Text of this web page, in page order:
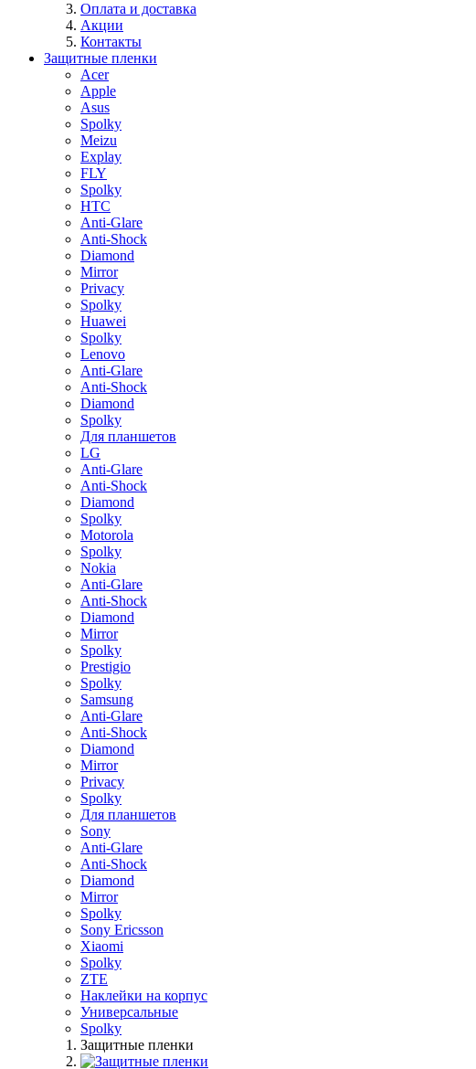
Оплата и доставка
Акции
Контакты
Защитные пленки
Acer
Apple
Asus
Spolky
Meizu
Explay
FLY
Spolky
HTC
Anti-Glare
Anti-Shock
Diamond
Mirror
Privacy
Spolky
Huawei
Spolky
Lenovo
Anti-Glare
Anti-Shock
Diamond
Spolky
Для планшетов
LG
Anti-Glare
Anti-Shock
Diamond
Spolky
Motorola
Spolky
Nokia
Anti-Glare
Anti-Shock
Diamond
Mirror
Spolky
Prestigio
Spolky
Samsung
Anti-Glare
Anti-Shock
Diamond
Mirror
Privacy
Spolky
Для планшетов
Sony
Anti-Glare
Anti-Shock
Diamond
Mirror
Spolky
Sony Ericsson
Xiaomi
Spolky
ZTE
Наклейки на корпус
Универсальные
Spolky
Защитные пленки